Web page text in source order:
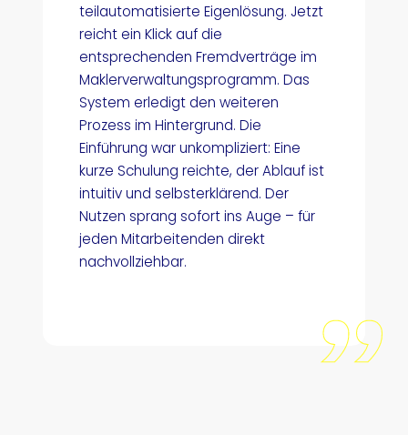
teilautomatisierte Eigenlösung. Jetzt
reicht ein Klick auf die
entsprechenden Fremdverträge im
Maklerverwaltungsprogramm. Das
System erledigt den weiteren
Prozess im Hintergrund. Die
Einführung war unkompliziert: Eine
kurze Schulung reichte, der Ablauf ist
intuitiv und selbsterklärend. Der
Nutzen sprang sofort ins Auge – für
jeden Mitarbeitenden direkt
nachvollziehbar.